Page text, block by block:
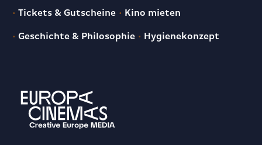
Tickets & Gutscheine Kino mieten
Geschichte & Philosophie Hygienekonzept